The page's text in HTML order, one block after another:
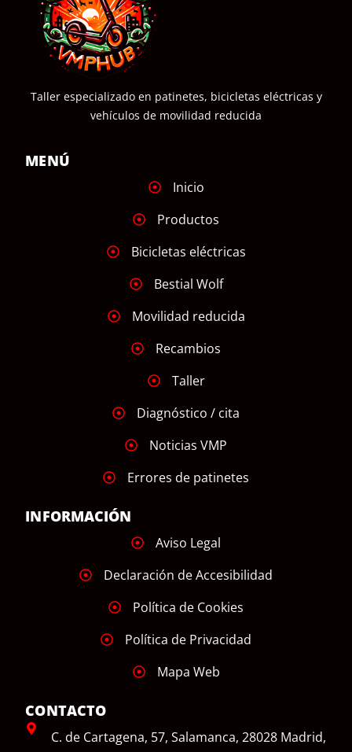
Taller especializado en patinetes, bicicletas eléctricas y
vehículos de movilidad reducida
MENÚ
Inicio
Productos
Bicicletas eléctricas
Bestial Wolf
Movilidad reducida
Recambios
Taller
Diagnóstico / cita
Noticias VMP
Errores de patinetes
INFORMACIÓN
Aviso Legal
Declaración de Accesibilidad
Política de Cookies
Política de Privacidad
Mapa Web
CONTACTO
C. de Cartagena, 57, Salamanca, 28028 Madrid,